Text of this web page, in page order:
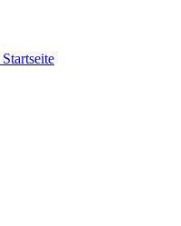
Startseite